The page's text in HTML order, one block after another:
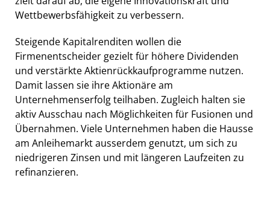
Wettbewerbsfähigkeit zu verbessern.
Steigende Kapitalrenditen wollen die
Firmenentscheider gezielt für höhere Dividenden
und verstärkte Aktienrückkaufprogramme nutzen.
Damit lassen sie ihre Aktionäre am
Unternehmenserfolg teilhaben. Zugleich halten sie
aktiv Ausschau nach Möglichkeiten für Fusionen und
Übernahmen. Viele Unternehmen haben die Hausse
am Anleihemarkt ausserdem genutzt, um sich zu
niedrigeren Zinsen und mit längeren Laufzeiten zu
refinanzieren.